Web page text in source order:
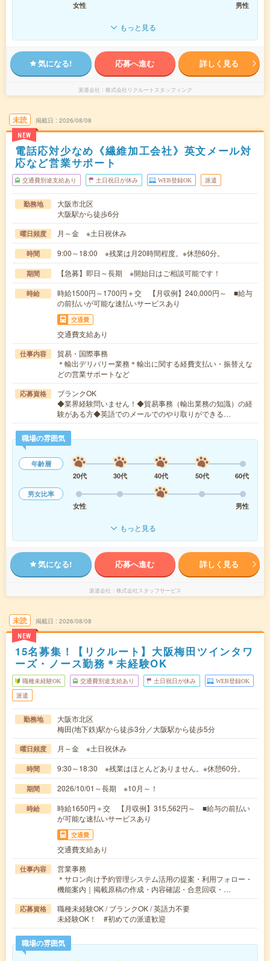
女性 男性
もっと見る
気になる! 応募へ進む 詳しく見る
派遣会社 株式会社リクルートスタッフィング
未読
NEW
掲載日 2026/08/08
電話応対少なめ《繊維加工会社》英文メール対
応など営業サポート
交通費別途支給あり 土日祝日が休み WEB登録OK 派遣
勤務地
大阪市北区
大阪駅から徒歩6分
曜日頻度 月～金 ※土日祝休み
時間 9:00～18:00 ※残業は月20時間程度。※休憩60分。
期間 【急募】即日～長期 ※開始日はご相談可能です！
時給
時給1500円～1700円＋交 【月収例】240,000円～ ■給与
の前払いが可能な速払いサービスあり
交通費
交通費支給あり
仕事内容
貿易・国際事務
＊輸出デリバリー業務＊輸出に関する経費支払い・振替えな
どの営業サポートなど
応募資格
ブランクOK
◆業界経験問いません！◆貿易事務（輸出業務の知識）の経
験がある方◆英語でのメールでのやり取りができる…
職場の雰囲気
年齢層
20代
30代 40代 50代
60代
男女比率
女性
男性
もっと見る
気になる! 応募へ進む 詳しく見る
派遣会社 株式会社スタッフサービス
未読
NEW
掲載日 2026/08/08
15名募集！【リクルート】大阪梅田ツインタワ
ーズ・ノース勤務＊未経験OK
職種未経験OK 交通費別途支給あり 土日祝日が休み WEB登録OK
派遣
勤務地
大阪市北区
梅田(地下鉄)駅から徒歩3分／大阪駅から徒歩5分
曜日頻度 月～金 ※土日祝休み
時間 9:30～18:30 ※残業はほとんどありません。※休憩60分。
期間 2026/10/01～長期 ※10月～！
時給
時給1650円＋交 【月収例】315,562円～ ■給与の前払い
が可能な速払いサービスあり
交通費
交通費支給あり
仕事内容
営業事務
＊サロン向け予約管理システム活用の提案・利用フォロー・
機能案内｜掲載原稿の作成・内容確認・合意回収・…
応募資格
職種未経験OK / ブランクOK / 英語力不要
未経験OK！ #初めての派遣歓迎
職場の雰囲気